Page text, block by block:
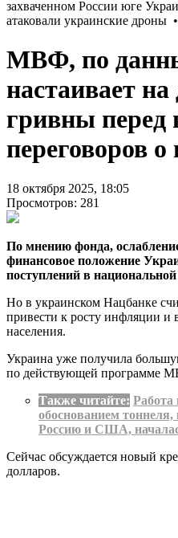
МВФ, по
настаивает
гривны перед
переговоров
18 октября 2025, 18:05
Просмотров: 281
По мнению фонда,
финансовое положение
поступлений в
Но в украинском Нацбанке
привести к росту инфляции и
населения.
Украина уже получила
по действующей программе
Также читайте: Работа
обоснованием
Россию и США,
Сейчас обсуждается новый
долларов.